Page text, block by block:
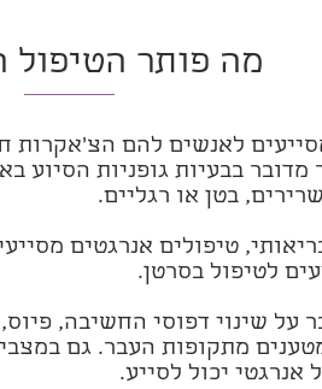
מה פותר הטיפול
לאנשים להם הצ'אקרות
בבעיות גופניות הסיוע
בטן או רגליים.
טיפולים אנרגטים
לטיפול בסרטן.
על שינוי דפוסי החשיבה,
מתקופות העבר. גם
אנרגטי יכול לסייע.